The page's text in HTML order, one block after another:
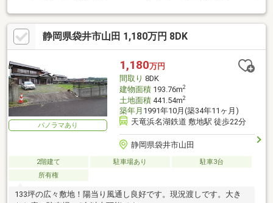
4400m（徒歩55分）■□■□■□■□■□■□■□■□■□■□■□■0120-133-
301【通話料無料】へお気軽にお問い合わせください！平日、土
日問わずご案内致します！自己資金0円、自営業の方、勤務年数が
短い方など住宅ローンのご不安な方もお気軽にご相談ください♪未
公開物件情報も多数ご用意しております
♪■□■□■□■□■□■□■□■□■□■□■□■
静岡県袋井市山田 1,180万円 8DK
パノラマあり
1,180万円
間取り 8DK
建物面積193.76m2
土地面積441.54m2
築年月 1991年10月(築34年11ヶ月)
天竜浜名湖鉄道 敷地駅 徒歩22分
静岡県袋井市山田
2階建て 駐車場あり
駐車3台
所有権
133坪の広々敷地！陽当り風通し良好です。現況渡しです。大き